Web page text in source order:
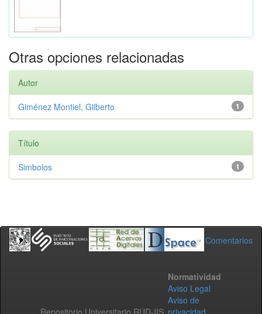
Otras opciones relacionadas
Autor
1
Giménez Montiel, Gilberto
Título
1
Simbolos
Comentarios
Repositorio Universitario RUD-IIS
Normatividad
Aviso Legal
Aviso de
privacidad